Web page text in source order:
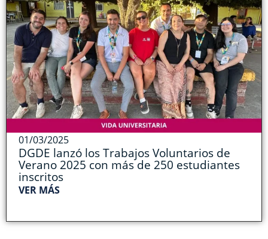
01/03/2025
DGDE lanzó los Trabajos Voluntarios de
Verano 2025 con más de 250 estudiantes
inscritos
VER MÁS